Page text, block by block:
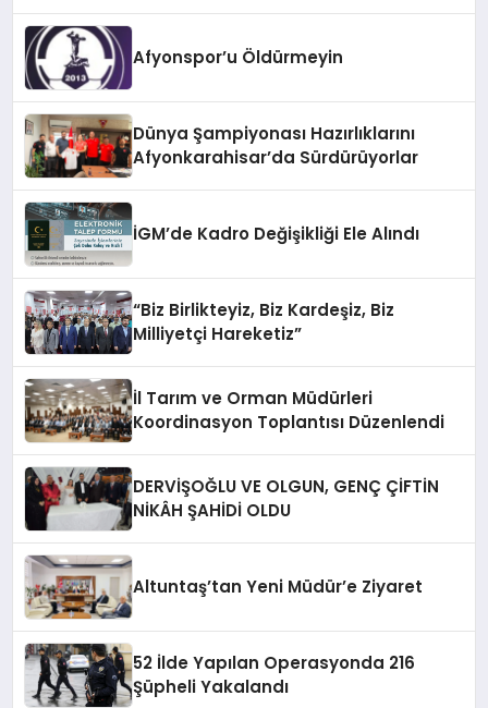
Afyonspor’u Öldürmeyin
Dünya Şampiyonası Hazırlıklarını
Afyonkarahisar’da Sürdürüyorlar
İGM’de Kadro Değişikliği Ele Alındı
“Biz Birlikteyiz, Biz Kardeşiz, Biz
Milliyetçi Hareketiz”
İl Tarım ve Orman Müdürleri
Koordinasyon Toplantısı Düzenlendi
DERVİŞOĞLU VE OLGUN, GENÇ ÇİFTİN
NİKÂH ŞAHİDİ OLDU
Altuntaş’tan Yeni Müdür’e Ziyaret
52 İlde Yapılan Operasyonda 216
Şüpheli Yakalandı